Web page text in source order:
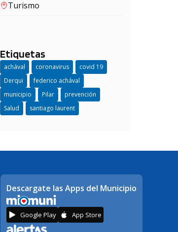
Turismo
Etiquetas
achával coronavirus
covid 19
Derqui
federico achával
municipio
Pilar
prevención
Salud
santiago laurent
Descargate las Apps del Municipio
Google Play App Store